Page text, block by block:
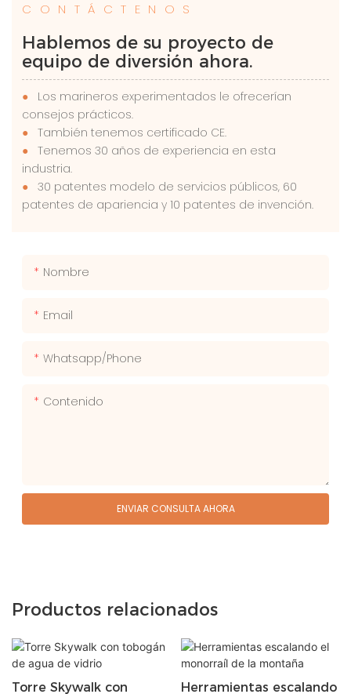
CONTÁCTENOS
Hablemos de su proyecto de
equipo de diversión ahora.
●
Los marineros experimentados le ofrecerían
consejos prácticos.
● También tenemos certificado CE.
● Tenemos 30 años de experiencia en esta
industria.
● 30 patentes modelo de servicios públicos, 60
patentes de apariencia y 10 patentes de invención.
Nombre
Email
Whatsapp/phone
Contenido
ENVIAR CONSULTA AHORA
Productos relacionados
Torre Skywalk con Herramientas escalando